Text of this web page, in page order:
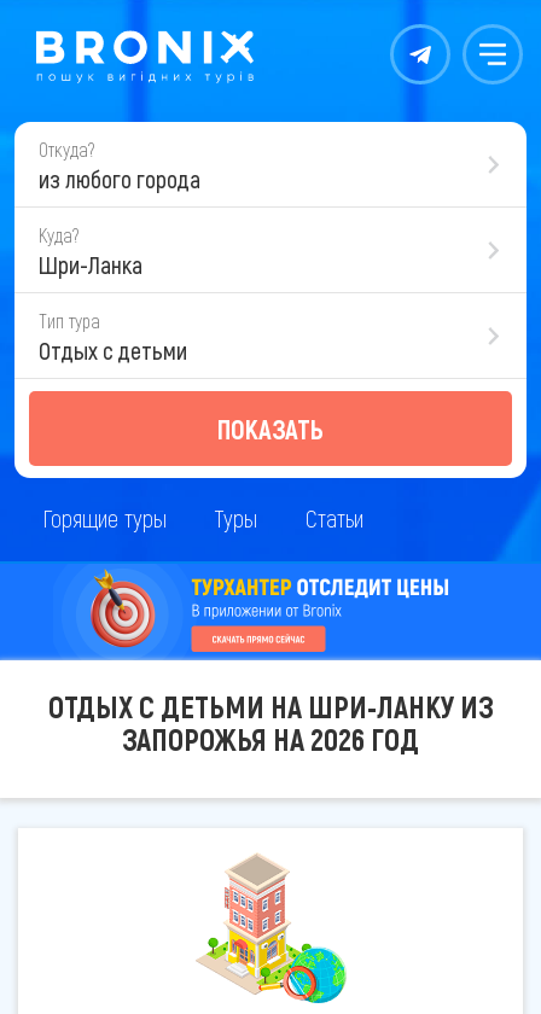
Контакты Меню
Откуда?
из любого города
Куда?
Шри-Ланка
Тип тура
Отдых с детьми
ПОКАЗАТЬ
Горящие туры Туры Статьи
ОТДЫХ С ДЕТЬМИ НА ШРИ-ЛАНКУ ИЗ
ЗАПОРОЖЬЯ НА 2026 ГОД